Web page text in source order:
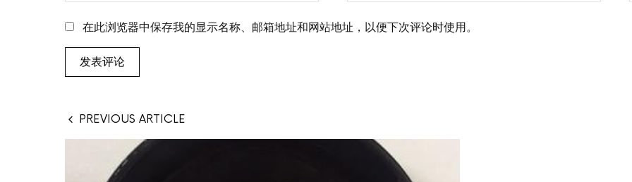
在此浏览器中保存我的显示名称、邮箱地址和网站地址，以便下次评论时使用。
PREVIOUS ARTICLE